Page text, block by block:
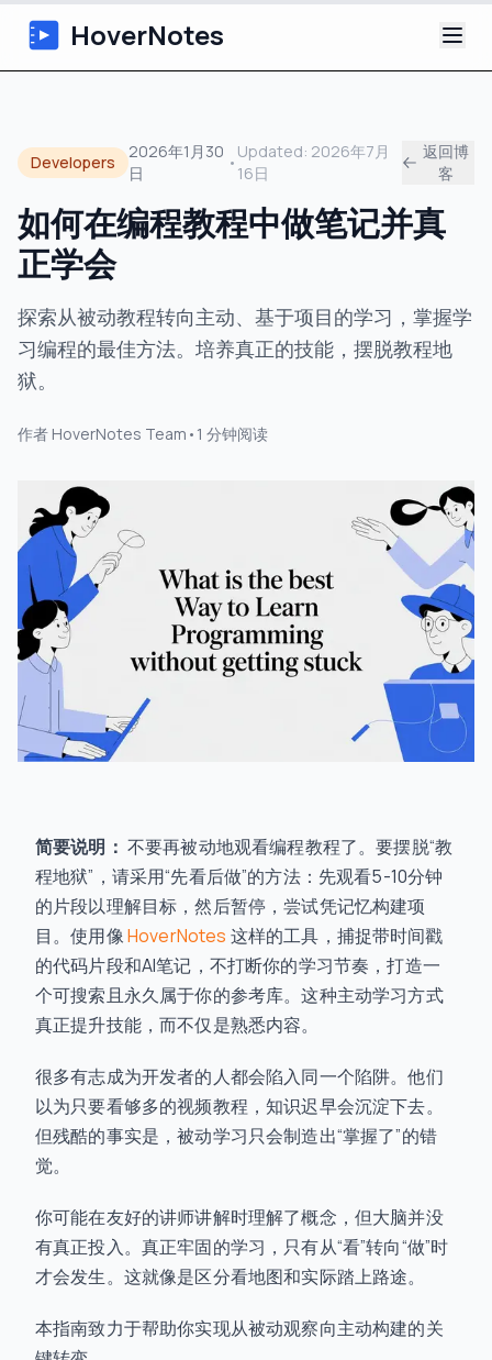
HoverNotes
浏览器扩展
AI 视频笔记
关于
Developers
2026年1月30
日
•
Updated: 2026年7月
16日
返回博
客
如何在编程教程中做笔记并真
正学会
探索从被动教程转向主动、基于项目的学习，掌握学
习编程的最佳方法。培养真正的技能，摆脱教程地
狱。
作者 HoverNotes Team • 1 分钟阅读
简要说明： 不要再被动地观看编程教程了。要摆脱“教
程地狱”，请采用“先看后做”的方法：先观看5-10分钟
的片段以理解目标，然后暂停，尝试凭记忆构建项
目。使用像HoverNotes 这样的工具，捕捉带时间戳
的代码片段和AI笔记，不打断你的学习节奏，打造一
个可搜索且永久属于你的参考库。这种主动学习方式
真正提升技能，而不仅是熟悉内容。
很多有志成为开发者的人都会陷入同一个陷阱。他们
以为只要看够多的视频教程，知识迟早会沉淀下去。
但残酷的事实是，被动学习只会制造出“掌握了”的错
觉。
你可能在友好的讲师讲解时理解了概念，但大脑并没
有真正投入。真正牢固的学习，只有从“看”转向“做”时
才会发生。这就像是区分看地图和实际踏上路途。
本指南致力于帮助你实现从被动观察向主动构建的关